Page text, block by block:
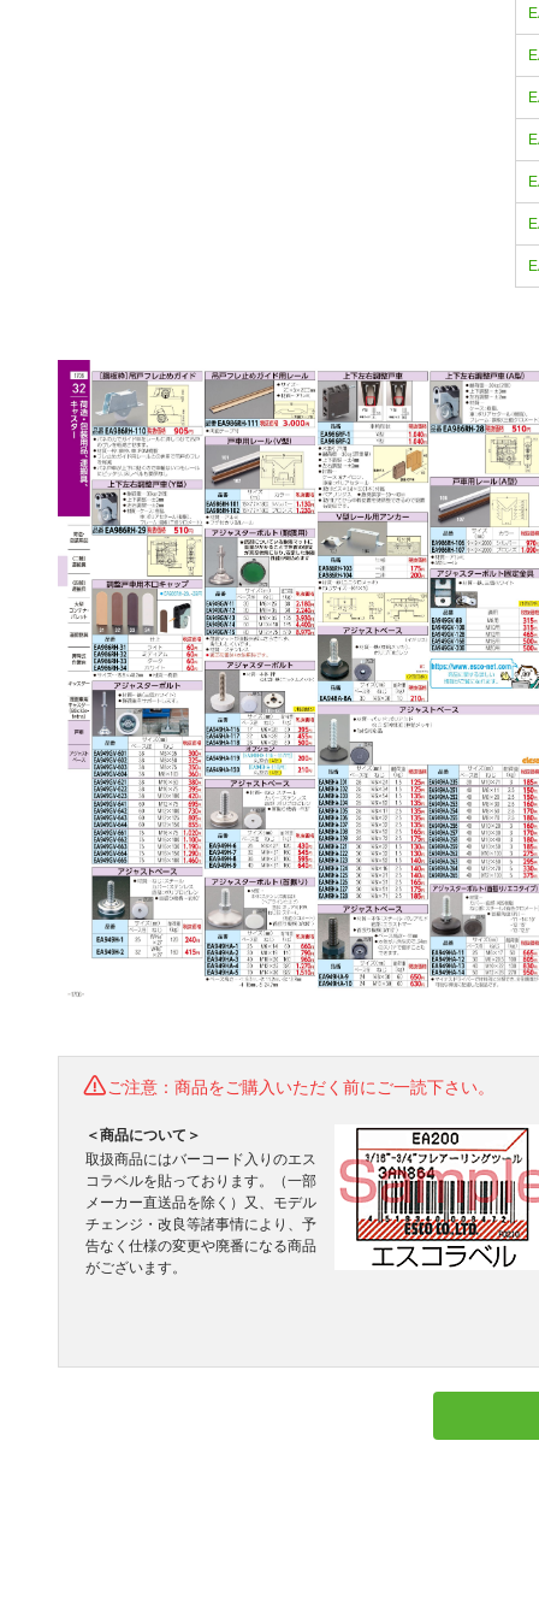
ご注意：商品をご購入いただく前にご一読下さい。
＜商品について＞
取扱商品にはバーコード入りのエス
コラベルを貼っております。（一部
メーカー直送品を除く）又、モデル
チェンジ・改良等諸事情により、予
告なく仕様の変更や廃番になる商品
がございます。